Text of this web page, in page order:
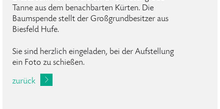
Tanne aus dem benachbarten Kürten. Die
Baumspende stellt der Großgrundbesitzer aus
Biesfeld Hufe.
Sie sind herzlich eingeladen, bei der Aufstellung
ein Foto zu schießen.
zurück